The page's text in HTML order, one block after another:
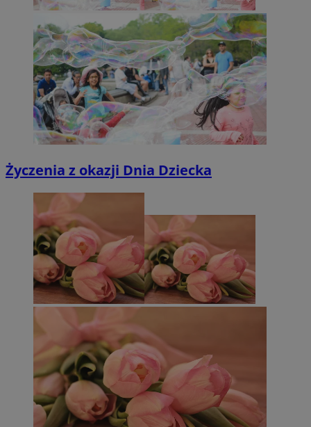
Życzenia z okazji Dnia Dziecka